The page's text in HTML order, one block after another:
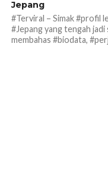
Jepang
#Terviral – Simak #profil
#Jepang yang tengah
membahas #biodata,